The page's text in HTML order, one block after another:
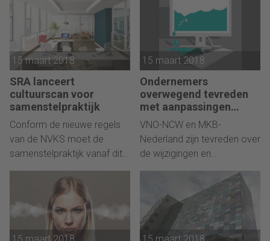
zonder stress en met een
grotere impact.
oplossingen voor bedrijven.
Een verhuizing naar een
prachtig pand met meer
faciliteiten, maar vooral
meer ruimte om te groeien
voor beide merken die
samen één bedrijf vormen.
15 maart 2018
SRA lanceert
cultuurscan voor
samenstelpraktijk
Conform de nieuwe regels
van de NVKS moet de
samenstelpraktijk vanaf dit
besteden aan kwaliteit.
15 maart 2018
Ondernemers
overwegend tevreden
met aanpassingen
privacywet
VNO-NCW en MKB-
Nederland zijn tevreden over
de wijzigingen en
Tweede Kamer aan de
nieuwe privacywet.